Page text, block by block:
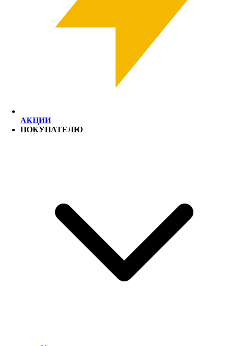
АКЦИИ
ПОКУПАТЕЛЮ